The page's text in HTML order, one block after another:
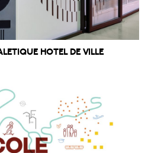
HOTEL DE VILLE